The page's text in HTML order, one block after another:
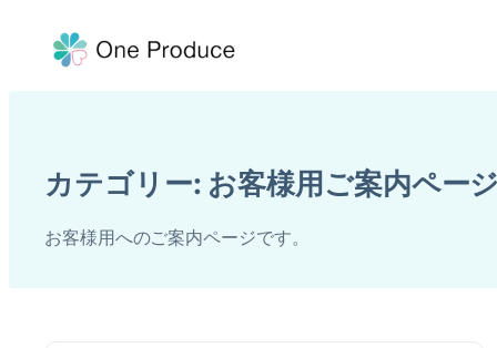
カテゴリー: お客様用ご案内ページ
お客様用へのご案内ページです。